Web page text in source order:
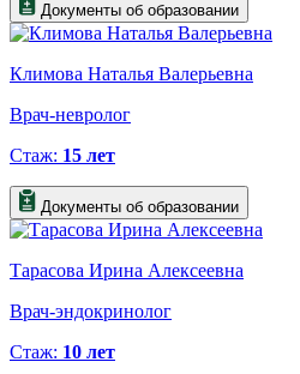
Документы об образовании
Климова Наталья Валерьевна
Врач-невролог
Стаж: 15 лет
Документы об образовании
Тарасова Ирина Алексеевна
Врач-эндокринолог
Стаж: 10 лет